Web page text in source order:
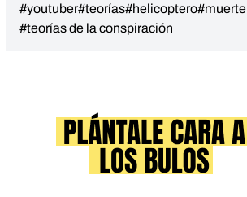
#youtuber#teorías#helicoptero#muerte
#teorías de la conspiración